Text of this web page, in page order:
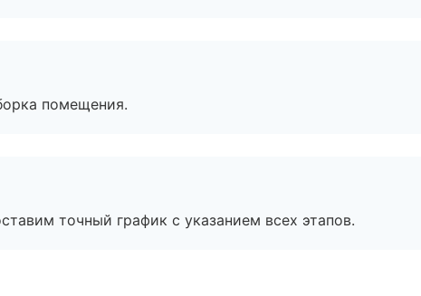
помещения.
точный график с указанием всех этапов.